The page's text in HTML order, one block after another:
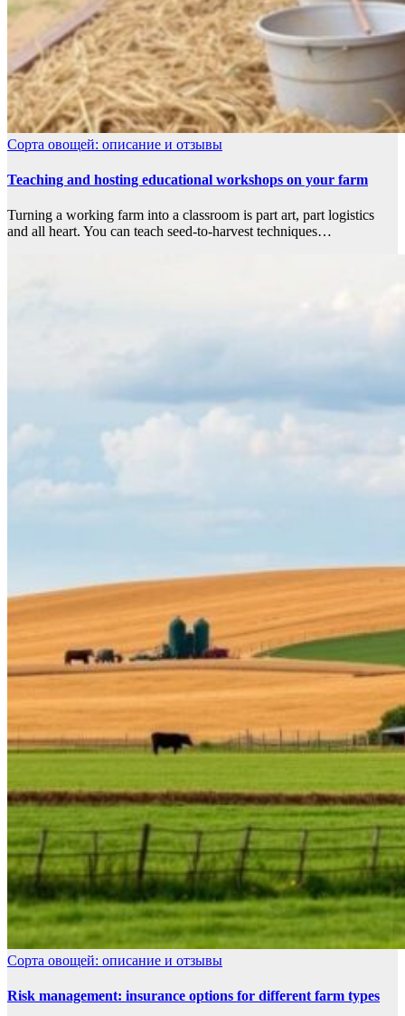
Сорта овощей: описание и отзывы
Teaching and hosting educational workshops on your farm
Turning a working farm into a classroom is part art, part logistics
and all heart. You can teach seed-to-harvest techniques…
Сорта овощей: описание и отзывы
Risk management: insurance options for different farm types